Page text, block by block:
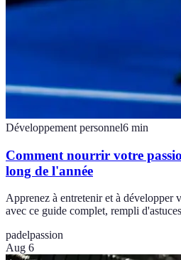
Développement personnel6 min
Comment nourrir votre
long de l'année
Apprenez à entretenir et à développer
avec ce guide complet, rempli
padelpassion
Aug 6